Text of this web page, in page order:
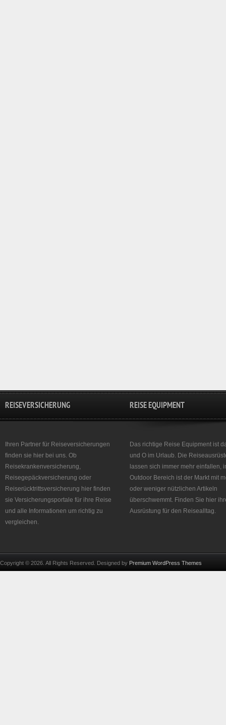
REISEVERSICHERUNG
Ihren Partner für Reiseversicherungen
finden sie hier bei uns. Ob
Reisekrankenversicherung,
Reisegepäckversicherung oder
Reiserücktrittsversicherung hier finden
sie Versicherungsportale für ihre Reise
und alle Informationen um richtig zu
vergleichen.
REISE EQUIPMENT
Das richtige Reise Equipment ist
und O im Urlaub. Die
lassen sich immer mehr einfallen,
Outdoor Bereich ist der Markt mit
oder weniger nützlichen Artikeln
überschwemmt. Finden Sie hier
Ausrüstung für den Reisealltag.
Copyright © 2026. All Rights Reserved. Designed by Premium WordPress Themes